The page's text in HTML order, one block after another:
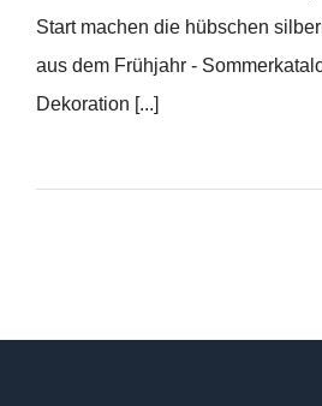
Start machen die hübschen
aus dem Frühjahr -
Dekoration [...]